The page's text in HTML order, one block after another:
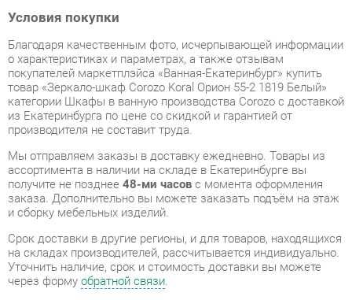
покупателей маркетплэйса «Ванная-Екатеринбург» купить
товар «Зеркало-шкаф Corozo Koral Орион 55-2 1819 Белый»
категории Шкафы в ванную производства Corozo с доставкой
из Екатеринбурга по цене со скидкой и гарантией от
производителя не составит труда.
Мы отправляем заказы в доставку ежедневно. Товары из
ассортимента в наличии на складе в Екатеринбурге вы
получите не позднее48-ми часовс момента оформления
заказа. Дополнительно вы можете заказать подъём на этаж
Срок доставки в другие регионы, и для товаров, находящихся
на складах производителей, рассчитывается индивидуально.
Уточнить наличие, срок и стоимость доставки вы можете
через формуобратной связи.
В любой момент до передачи заказа в доставку, а также в
течение 7-ми дней после получения заказа вы можете
изменить выборили принять решение об отказе от покупки.
Несмотря на качественную упаковку, шкафы в ванную могут